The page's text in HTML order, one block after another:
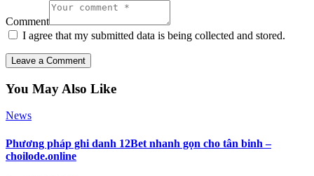
Comment
I agree that my submitted data is being collected and stored.
You May Also Like
News
Phương pháp ghi danh 12Bet nhanh gọn cho tân binh –
choilode.online